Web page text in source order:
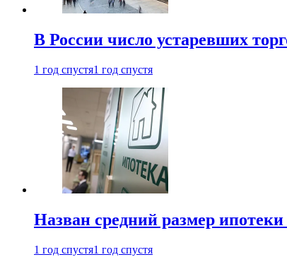
В России число устаревших
1 год спустя1 год спустя
Назван средний размер ипотеки
1 год спустя1 год спустя